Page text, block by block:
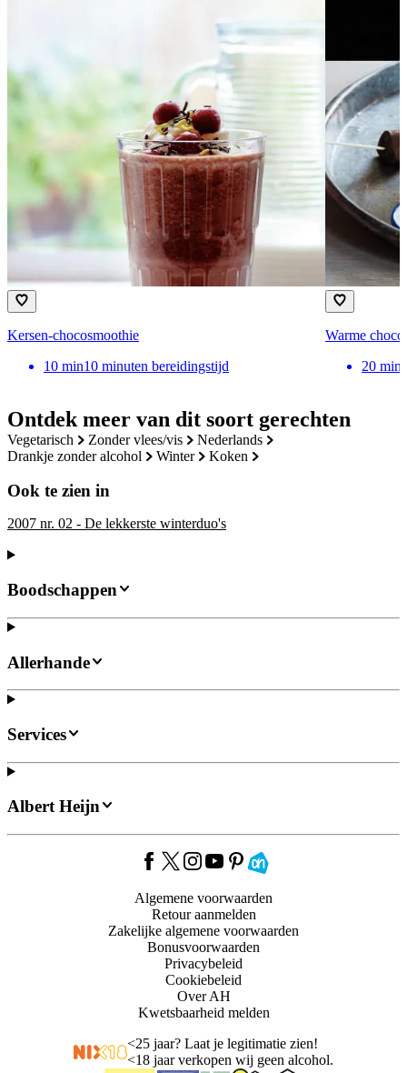
Ontdek meer van dit soort gerechten
vegetarisch zonder vlees/vis
nederlands
drankje zonder alcohol
winter koken
Ook te zien in
2007 nr. 02 - De lekkerste winterduo's
Kersen-chocosmoothie
10 min10 minuten bereidingstijd
Warme
20 min
Boodschappen
Allerhande
Services
Albert Heijn
Algemene voorwaarden
Retour aanmelden
Zakelijke algemene voorwaarden
Bonusvoorwaarden
Privacybeleid
Cookiebeleid
Over AH
Kwetsbaarheid melden
<25 jaar? Laat je legitimatie zien!
<18 jaar verkopen wij geen alcohol.